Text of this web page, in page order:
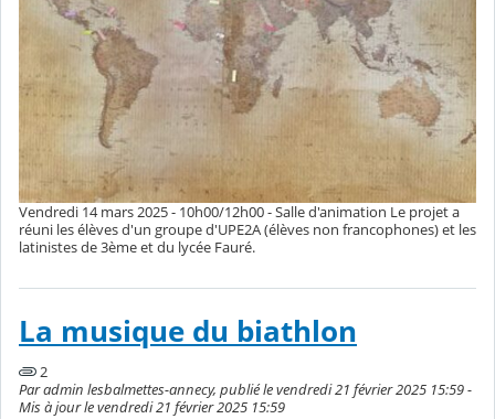
Vendredi 14 mars 2025 - 10h00/12h00 - Salle d'animation Le projet a
réuni les élèves d'un groupe d'UPE2A (élèves non francophones) et les
latinistes de 3ème et du lycée Fauré.
La musique du biathlon
2
Par admin lesbalmettes-annecy, publié le vendredi 21 février 2025 15:59 -
Mis à jour le vendredi 21 février 2025 15:59